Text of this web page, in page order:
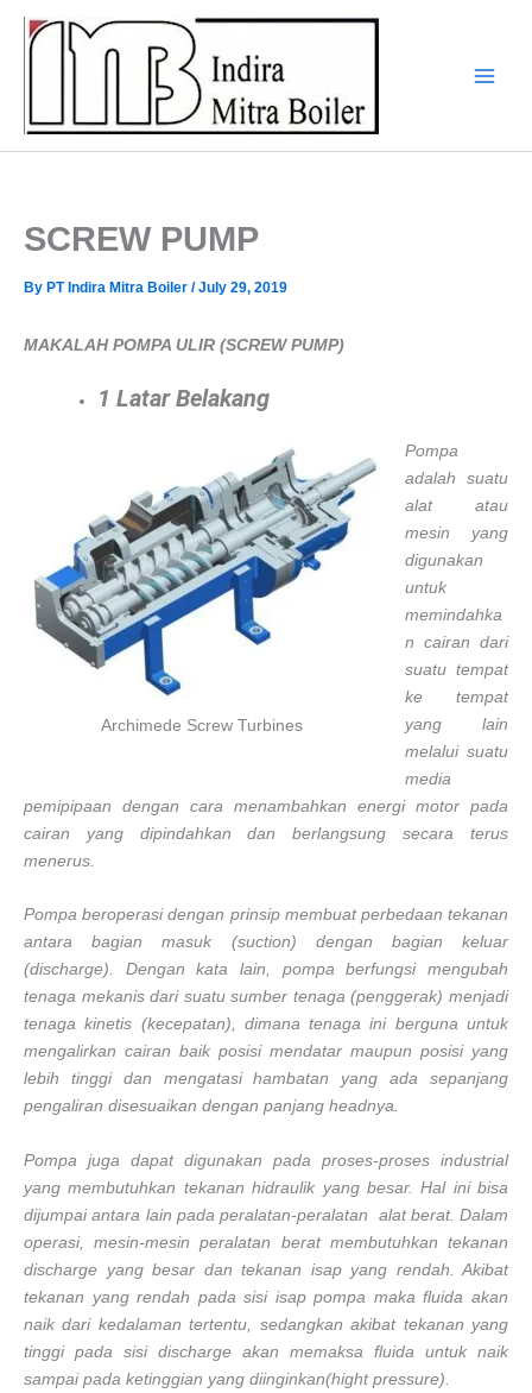
SCREW PUMP
By PT Indira Mitra Boiler /July 29, 2019
MAKALAH POMPA ULIR (SCREW PUMP)
1 Latar Belakang
Archimede Screw Turbines
Pompa
adalah suatu
alat atau
mesin yang
digunakan
untuk
memindahka
n cairan dari
suatu tempat
ke tempat
yang lain
melalui suatu
media
pemipipaan dengan cara menambahkan energi motor pada
cairan yang dipindahkan dan berlangsung secara terus
menerus.
Pompa beroperasi dengan prinsip membuat perbedaan tekanan
antara bagian masuk (suction) dengan bagian keluar
(discharge). Dengan kata lain, pompa berfungsi mengubah
tenaga mekanis dari suatu sumber tenaga (penggerak) menjadi
tenaga kinetis (kecepatan), dimana tenaga ini berguna untuk
mengalirkan cairan baik posisi mendatar maupun posisi yang
lebih tinggi dan mengatasi hambatan yang ada sepanjang
pengaliran disesuaikan dengan panjang headnya.
Pompa juga dapat digunakan pada proses-proses industrial
yang membutuhkan tekanan hidraulik yang besar. Hal ini bisa
dijumpai antara lain pada peralatan-peralatan alat berat. Dalam
operasi, mesin-mesin peralatan berat membutuhkan tekanan
discharge yang besar dan tekanan isap yang rendah. Akibat
tekanan yang rendah pada sisi isap pompa maka fluida akan
naik dari kedalaman tertentu, sedangkan akibat tekanan yang
tinggi pada sisi discharge akan memaksa fluida untuk naik
sampai pada ketinggian yang diinginkan(hight pressure).